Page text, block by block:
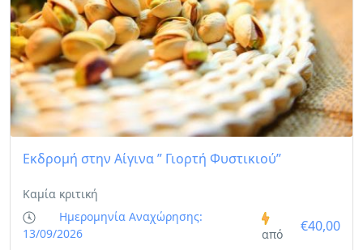
Εκδρομή στην Αίγινα ” Γιορτή Φυστικιού”
Καμία κριτική
Ημερομηνία Αναχώρησης:
13/09/2026
από €40,00